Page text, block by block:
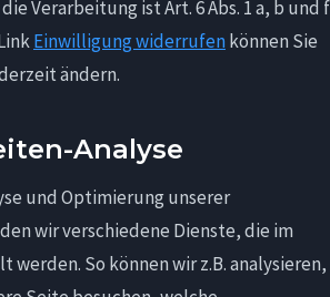
Verarbeitung ist Art. 6 Abs. 1 a, b und f
Einwilligung widerrufenkönnen Sie
ändern.
Analyse
und Optimierung unserer
wir verschiedene Dienste, die im
werden. So können wir z.B. analysieren,